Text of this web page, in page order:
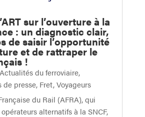
sur l’ouverture à la
: un diagnostic clair,
de saisir l’opportunité
et de rattraper le
!
Actualités du ferroviaire,
de presse, Fret,Voyageurs
du Rail (AFRA), qui
alternatifs à la SNCF,